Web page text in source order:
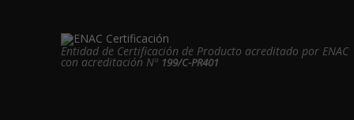
Entidad de Certificación de Producto acreditado por ENAC
con acreditación Nº 199/C-PR401